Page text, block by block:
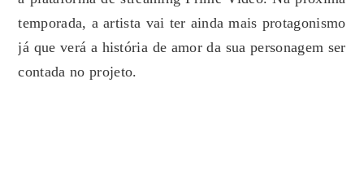
temporada, a artista vai ter ainda mais protagonismo
já que verá a história de amor da sua personagem ser
contada no projeto.